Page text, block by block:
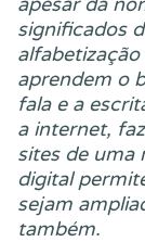
significados
aprendem o
fala e a
a internet,
sites de uma
digital
sejam
também.